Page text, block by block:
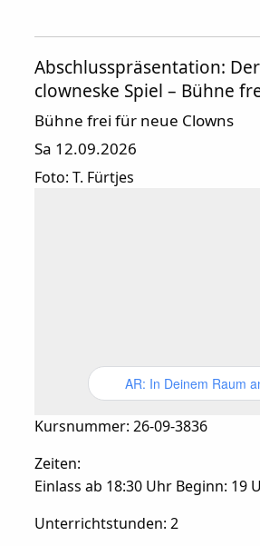
Abschlusspräsentation:
clowneske Spiel – Bühne
Bühne frei für neue Clowns
Sa 12.09.2026
Foto: T. Fürtjes
AR: In Deinem Raum
Kursnummer: 26-09-3836
Zeiten:
Einlass ab 18:30 Uhr Beginn: 19
Unterrichtstunden: 2